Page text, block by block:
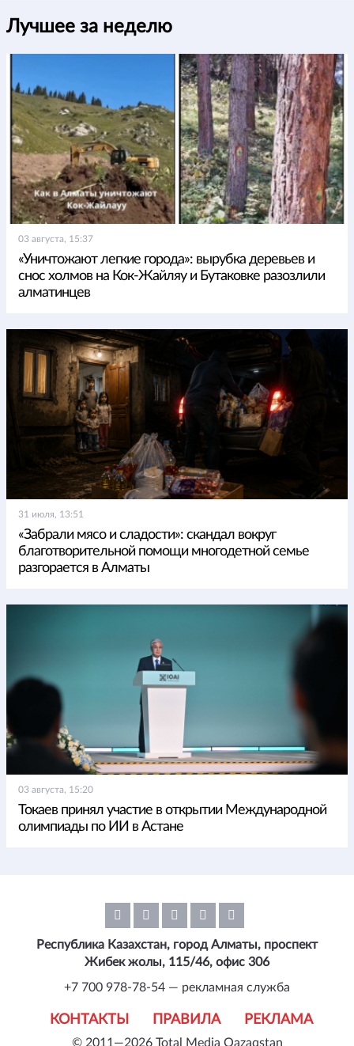
Лучшее за неделю
03 августа, 15:37
«Уничтожают легкие города»: вырубка деревьев и
снос холмов на Кок-Жайляу и Бутаковке разозлили
алматинцев
31 июля, 13:51
«Забрали мясо и сладости»: скандал вокруг
благотворительной помощи многодетной семье
разгорается в Алматы
03 августа, 15:20
Токаев принял участие в открытии Международной
олимпиады по ИИ в Астане
© 2011—2026 Total Media Qazaqstan
КОНТАКТЫ ПРАВИЛА РЕКЛАМА
Республика Казахстан, город Алматы, проспект
Жибек жолы, 115/46, офис 306
+7 700 978-78-54 — рекламная служба